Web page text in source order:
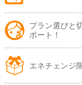
プラン選びと
ポート！
エネチェンジ